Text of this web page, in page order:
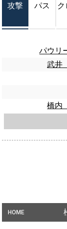
攻撃 パス ク
パウリ
武
橋
HOME